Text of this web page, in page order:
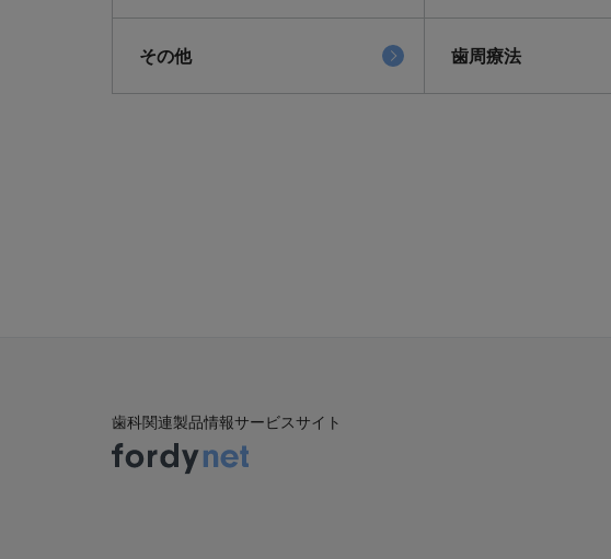
その他 歯周療法
歯科関連製品情報サービスサイト